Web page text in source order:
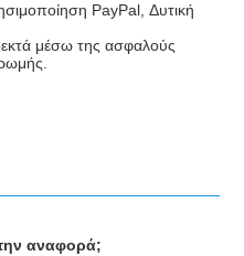
PayPal, Δυτική
μέσω της ασφαλούς
αναφορά;